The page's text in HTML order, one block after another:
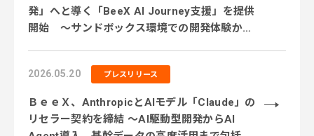
発」へと導く「BeeX AI Journey支援」を提供
開始 ～サンドボックス環境での開発体験から
2026.05.20 プレスリリース
ＢｅｅＸ、AnthropicとAIモデル「Claude」の
リセラー契約を締結 〜AI駆動型開発からAI